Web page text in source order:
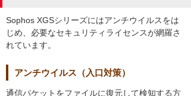
Sophos XGSシリーズにはアンチウイルスをは
じめ、必要なセキュリティライセンスが網羅さ
れています。
アンチウイルス（入口対策）
通信パケットをファイルに復元して検知する方